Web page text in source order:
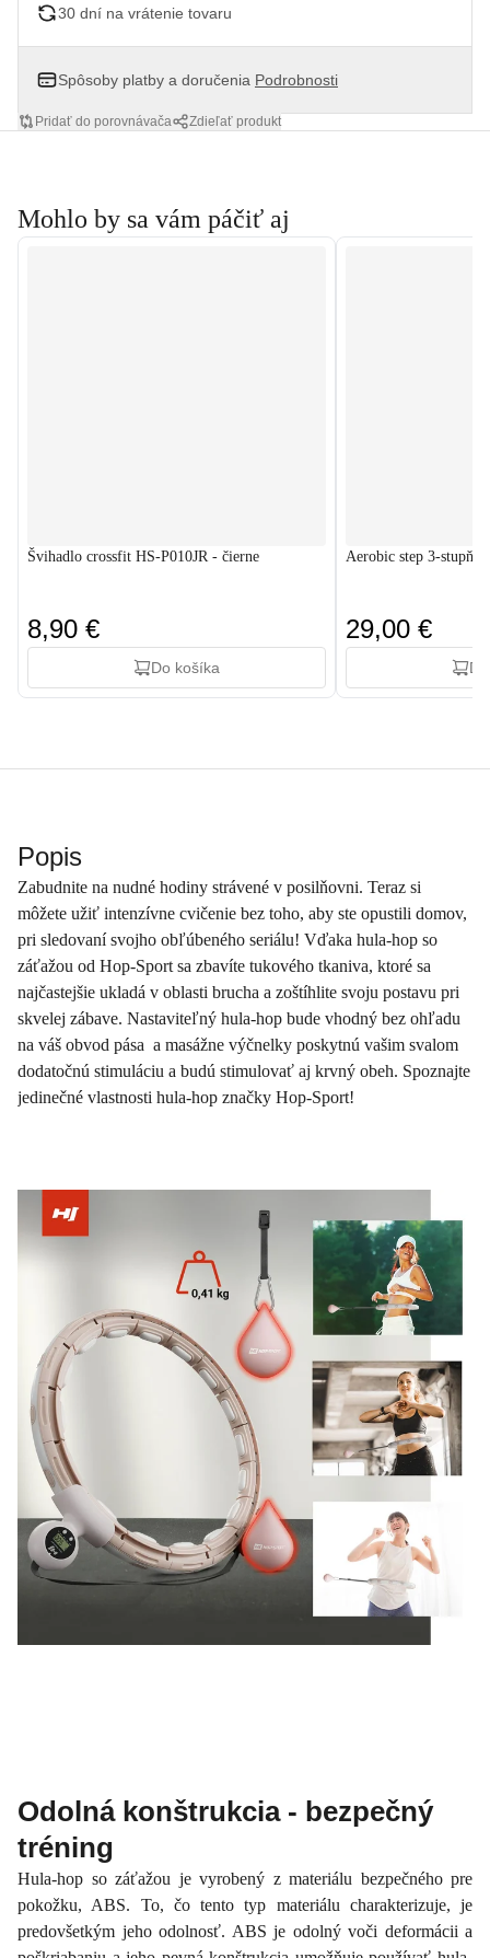
30 dní na vrátenie tovaru
Spôsoby platby a doručenia Podrobnosti
Pridať do porovnávača Zdieľať produkt
Mohlo by sa vám páčiť aj
Švihadlo crossfit HS-P010JR - čierne
8,90 €
Do košíka
Aerobic step 3-
29,00 €
Popis
Zabudnite na nudné hodiny strávené v posilňovni. Teraz si
môžete užiť intenzívne cvičenie bez toho, aby ste opustili domov,
pri sledovaní svojho obľúbeného seriálu! Vďaka hula-hop so
záťažou od Hop-Sport sa zbavíte tukového tkaniva, ktoré sa
najčastejšie ukladá v oblasti brucha a zoštíhlite svoju postavu pri
skvelej zábave. Nastaviteľný hula-hop bude vhodný bez ohľadu
na váš obvod pása a masážne výčnelky poskytnú vašim svalom
dodatočnú stimuláciu a budú stimulovať aj krvný obeh. Spoznajte
jedinečné vlastnosti hula-hop značky Hop-Sport!
Odolná konštrukcia - bezpečný
tréning
Hula-hop so záťažou je vyrobený z materiálu bezpečného pre
pokožku, ABS. To, čo tento typ materiálu charakterizuje, je
predovšetkým jeho odolnosť. ABS je odolný voči deformácii a